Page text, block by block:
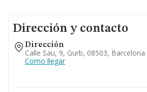
Dirección y contacto
Dirección
Calle Sau, 9, Gurb, 08503, Barcelona
Como llegar